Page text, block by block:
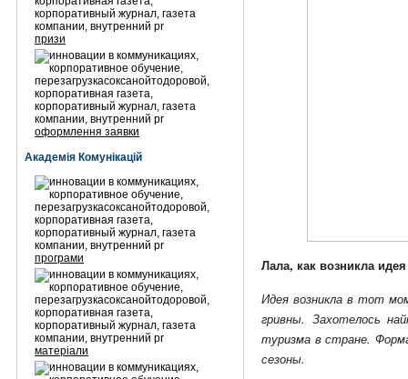
призи
оформлення заявки
Академія Комунікацій
програми
матеріали
Лала, как возникла
Идея возникла в тот
гривны. Захотелось
туризма в стране.
сезоны.